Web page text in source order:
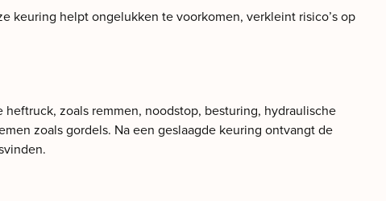
keuring helpt ongelukken te voorkomen, verkleint risico’s op
zoals remmen, noodstop, besturing, hydraulische
zoals gordels. Na een geslaagde keuring ontvangt de